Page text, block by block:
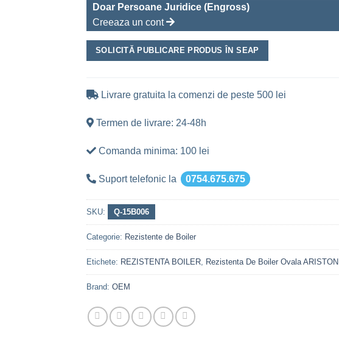
Doar Persoane Juridice (Engross)
Creeaza un cont
SOLICITĂ PUBLICARE PRODUS ÎN SEAP
Livrare gratuita la comenzi de peste 500 lei
Termen de livrare: 24-48h
Comanda minima: 100 lei
Suport telefonic la 0754.675.675
SKU: Q-15B006
Categorie: Rezistente de Boiler
Etichete: REZISTENTA BOILER Rezistenta De Boiler Ovala ARISTON
Brand: OEM